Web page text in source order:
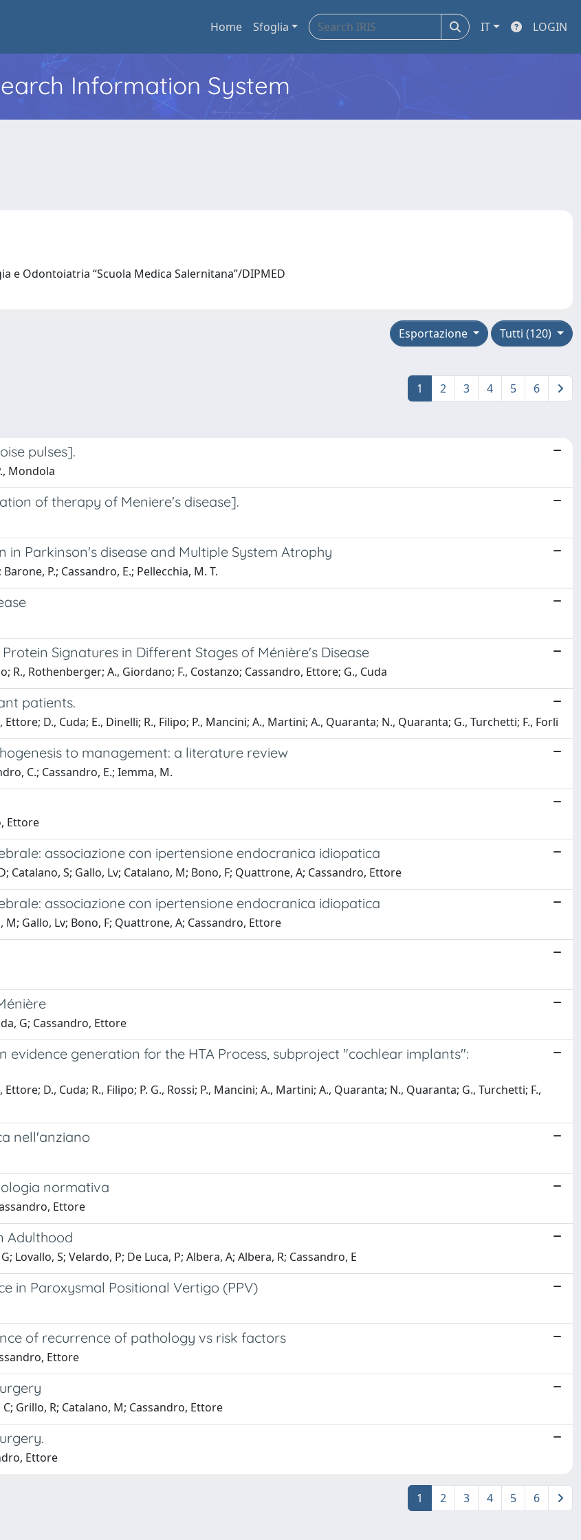
Home Sfoglia IT LOGIN
Information System
e Odontoiatria “Scuola Medica Salernitana”/DIPMED
Tutti (120)
Esportazione
1 2 3 4 5 6
pulses].
Mondola
of therapy of Meniere's disease].
Parkinson's disease and Multiple System Atrophy
P.; Cassandro, E.; Pellecchia, M. T.
Signatures in Different Stages of Ménière's Disease
R., Rothenberger; A., Giordano; F., Costanzo; Cassandro, Ettore; G., Cuda
patients.
D., Cuda; E., Dinelli; R., Filipo; P., Mancini; A., Martini; A., Quaranta; N., Quaranta; G., Turchetti; F., Forli
to management: a literature review
C.; Cassandro, E.; Iemma, M.
Ettore
associazione con ipertensione endocranica idiopatica
Catalano, S; Gallo, Lv; Catalano, M; Bono, F; Quattrone, A; Cassandro, Ettore
associazione con ipertensione endocranica idiopatica
Gallo, Lv; Bono, F; Quattrone, A; Cassandro, Ettore
G; Cassandro, Ettore
generation for the HTA Process, subproject "cochlear implants":
D., Cuda; R., Filipo; P. G., Rossi; P., Mancini; A., Martini; A., Quaranta; N., Quaranta; G., Turchetti; F.,
nell'anziano
normativa
Ettore
Adulthood
Lovallo, S; Velardo, P; De Luca, P; Albera, A; Albera, R; Cassandro, E
in Paroxysmal Positional Vertigo (PPV)
of recurrence of pathology vs risk factors
Ettore
Grillo, R; Catalano, M; Cassandro, Ettore
Ettore
1 2 3 4 5 6